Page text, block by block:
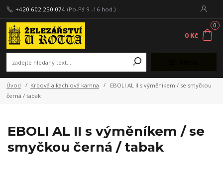
+420 602 250 074 (Po-Pá 9 -16 hod.)
0
0 Kč
Úvod Krbová a kachlová kamna
EBOLI AL II s výměníkem / se smyčkou
černá / tabak
EBOLI AL II s výměníkem / se
smyčkou černá / tabak